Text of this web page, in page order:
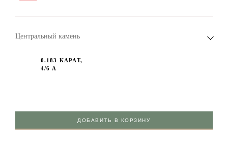
Центральный камень
0.183 КАРАТ,
4/6 А
ДОБАВИТЬ В КОРЗИНУ